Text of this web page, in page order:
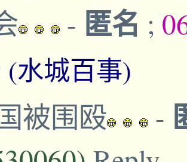
- 匿名 ;
(水城百事)
被围殴 -